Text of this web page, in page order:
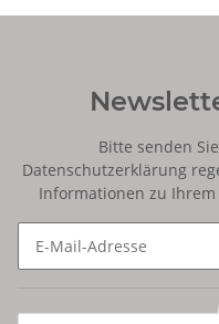
Bitte senden
Datenschutzerklärung
Informationen zu